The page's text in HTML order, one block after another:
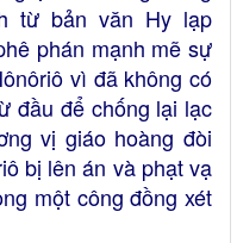
từ bản văn Hy lạp
phán mạnh mẽ sự
vì đã không có
đầu để chống lại lạc
vị giáo hoàng đòi
bị lên án và phạt vạ
một công đồng xét